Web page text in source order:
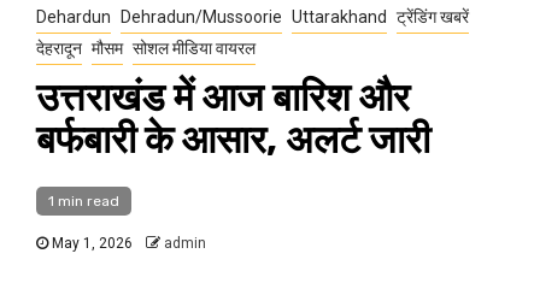
Dehardun Dehradun/Mussoorie Uttarakhand
ट्रेंडिंग खबरें
देहरादून मौसम सोशल मीडिया वायरल
उत्तराखंड में आज बारिश और
बर्फबारी के आसार, अलर्ट जारी
1 min read
May 1, 2026 admin